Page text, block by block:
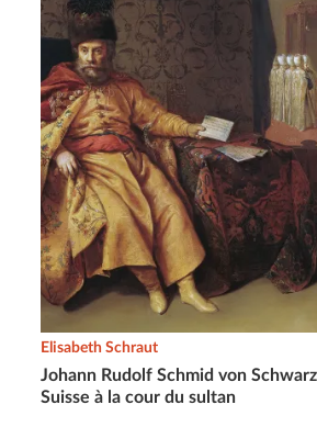
Johann Rudolf Schmid von
Suisse à la cour du sultan
Elisabeth Schraut